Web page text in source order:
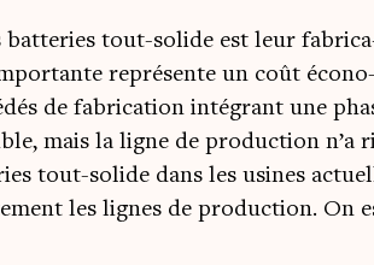
bat­te­ries tout-solide est leur
repré­sente un coût éco­no­
de fabri­ca­tion inté­grant une
mais la ligne de pro­duc­tion n’a
tout-solide dans les usines
les lignes de pro­duc­tion. On